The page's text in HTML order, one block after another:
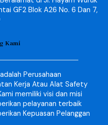
GF2 Blok A26 No. 6 Dan 7,
Kami
Perusahaan
Kerja Atau Alat Safety
memiliki visi dan misi
pelayanan terbaik
Kepuasan Pelanggan